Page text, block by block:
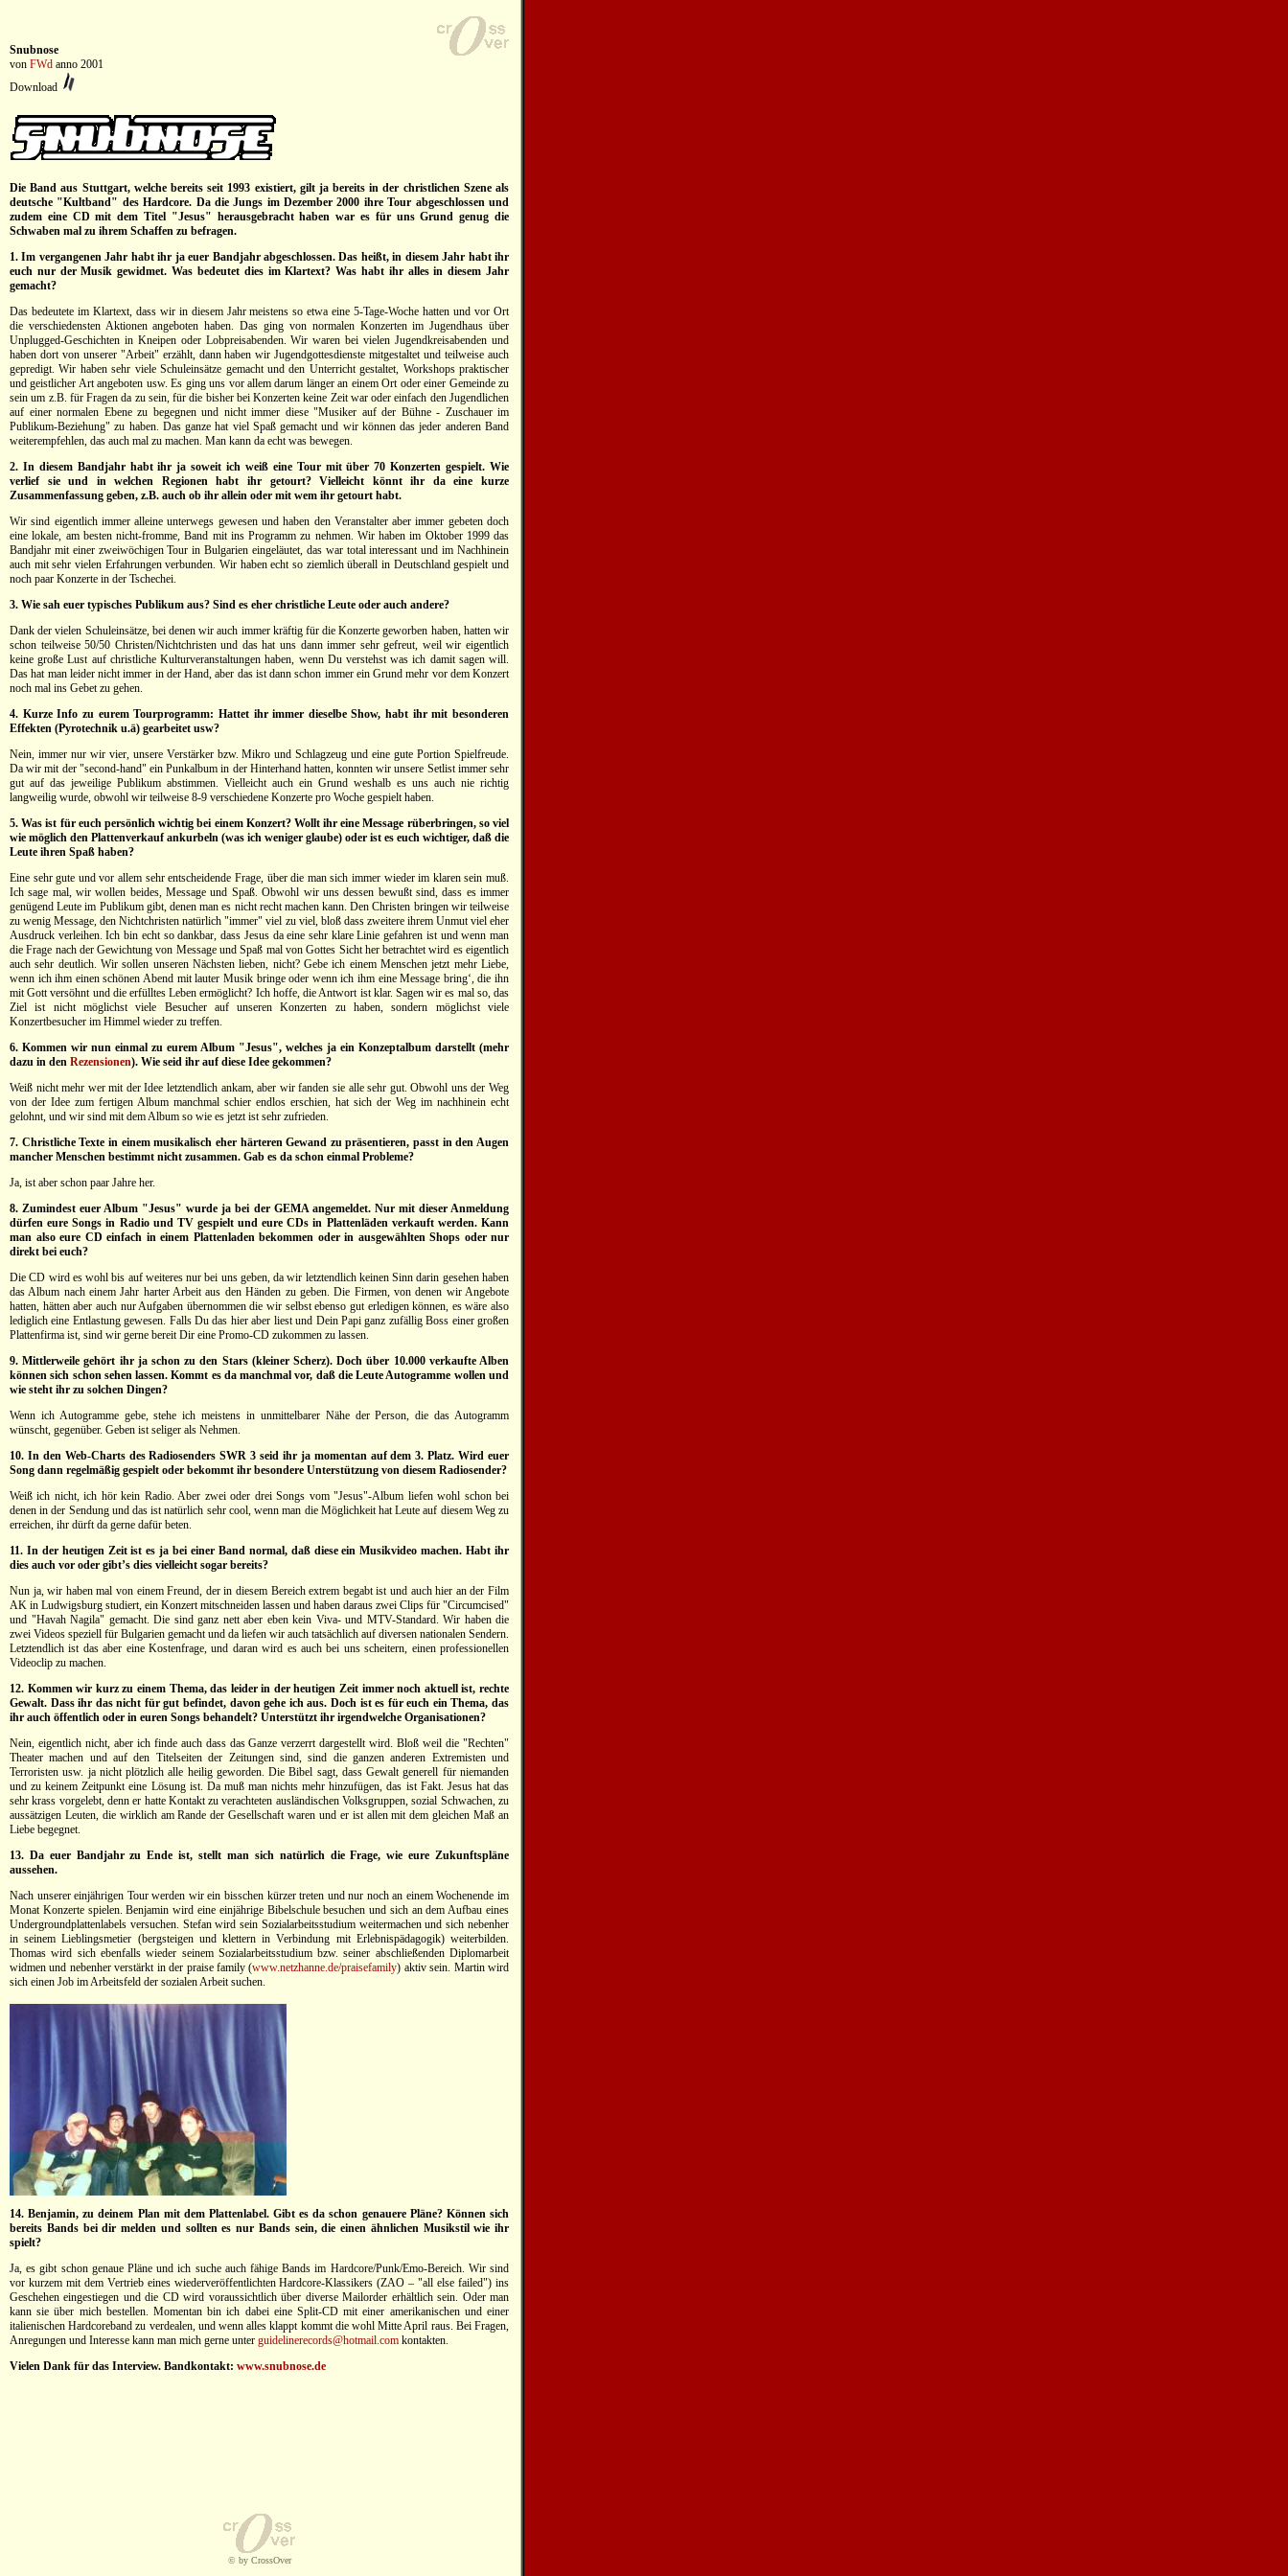
Snubnose
von FWd anno 2001
Download
Die Band aus Stuttgart, welche bereits seit 1993 existiert, gilt ja bereits in der christlichen Szene als
deutsche "Kultband" des Hardcore. Da die Jungs im Dezember 2000 ihre Tour abgeschlossen und
zudem eine CD mit dem Titel "Jesus" herausgebracht haben war es für uns Grund genug die
Schwaben mal zu ihrem Schaffen zu befragen.
1. Im vergangenen Jahr habt ihr ja euer Bandjahr abgeschlossen. Das heißt, in diesem Jahr habt ihr
euch nur der Musik gewidmet. Was bedeutet dies im Klartext? Was habt ihr alles in diesem Jahr
gemacht?
Das bedeutete im Klartext, dass wir in diesem Jahr meistens so etwa eine 5-Tage-Woche hatten und vor Ort
die verschiedensten Aktionen angeboten haben. Das ging von normalen Konzerten im Jugendhaus über
Unplugged-Geschichten in Kneipen oder Lobpreisabenden. Wir waren bei vielen Jugendkreisabenden und
haben dort von unserer "Arbeit" erzählt, dann haben wir Jugendgottesdienste mitgestaltet und teilweise auch
gepredigt. Wir haben sehr viele Schuleinsätze gemacht und den Unterricht gestaltet, Workshops praktischer
und geistlicher Art angeboten usw. Es ging uns vor allem darum länger an einem Ort oder einer Gemeinde zu
sein um z.B. für Fragen da zu sein, für die bisher bei Konzerten keine Zeit war oder einfach den Jugendlichen
auf einer normalen Ebene zu begegnen und nicht immer diese "Musiker auf der Bühne - Zuschauer im
Publikum-Beziehung" zu haben. Das ganze hat viel Spaß gemacht und wir können das jeder anderen Band
weiterempfehlen, das auch mal zu machen. Man kann da echt was bewegen.
2. In diesem Bandjahr habt ihr ja soweit ich weiß eine Tour mit über 70 Konzerten gespielt. Wie
verlief sie und in welchen Regionen habt ihr getourt? Vielleicht könnt ihr da eine kurze
Zusammenfassung geben, z.B. auch ob ihr allein oder mit wem ihr getourt habt.
Wir sind eigentlich immer alleine unterwegs gewesen und haben den Veranstalter aber immer gebeten doch
eine lokale, am besten nicht-fromme, Band mit ins Programm zu nehmen. Wir haben im Oktober 1999 das
Bandjahr mit einer zweiwöchigen Tour in Bulgarien eingeläutet, das war total interessant und im Nachhinein
auch mit sehr vielen Erfahrungen verbunden. Wir haben echt so ziemlich überall in Deutschland gespielt und
noch paar Konzerte in der Tschechei.
3. Wie sah euer typisches Publikum aus? Sind es eher christliche Leute oder auch andere?
Dank der vielen Schuleinsätze, bei denen wir auch immer kräftig für die Konzerte geworben haben, hatten wir
schon teilweise 50/50 Christen/Nichtchristen und das hat uns dann immer sehr gefreut, weil wir eigentlich
keine große Lust auf christliche Kulturveranstaltungen haben, wenn Du verstehst was ich damit sagen will.
Das hat man leider nicht immer in der Hand, aber das ist dann schon immer ein Grund mehr vor dem Konzert
noch mal ins Gebet zu gehen.
4. Kurze Info zu eurem Tourprogramm: Hattet ihr immer dieselbe Show, habt ihr mit besonderen
Effekten (Pyrotechnik u.ä) gearbeitet usw?
Nein, immer nur wir vier, unsere Verstärker bzw. Mikro und Schlagzeug und eine gute Portion Spielfreude.
Da wir mit der "second-hand" ein Punkalbum in der Hinterhand hatten, konnten wir unsere Setlist immer sehr
gut auf das jeweilige Publikum abstimmen. Vielleicht auch ein Grund weshalb es uns auch nie richtig
langweilig wurde, obwohl wir teilweise 8-9 verschiedene Konzerte pro Woche gespielt haben.
5. Was ist für euch persönlich wichtig bei einem Konzert? Wollt ihr eine Message rüberbringen, so viel
wie möglich den Plattenverkauf ankurbeln (was ich weniger glaube) oder ist es euch wichtiger, daß die
Leute ihren Spaß haben?
Eine sehr gute und vor allem sehr entscheidende Frage, über die man sich immer wieder im klaren sein muß.
Ich sage mal, wir wollen beides, Message und Spaß. Obwohl wir uns dessen bewußt sind, dass es immer
genügend Leute im Publikum gibt, denen man es nicht recht machen kann. Den Christen bringen wir teilweise
zu wenig Message, den Nichtchristen natürlich "immer" viel zu viel, bloß dass zweitere ihrem Unmut viel eher
Ausdruck verleihen. Ich bin echt so dankbar, dass Jesus da eine sehr klare Linie gefahren ist und wenn man
die Frage nach der Gewichtung von Message und Spaß mal von Gottes Sicht her betrachtet wird es eigentlich
auch sehr deutlich. Wir sollen unseren Nächsten lieben, nicht? Gebe ich einem Menschen jetzt mehr Liebe,
wenn ich ihm einen schönen Abend mit lauter Musik bringe oder wenn ich ihm eine Message bring‘, die ihn
mit Gott versöhnt und die erfülltes Leben ermöglicht? Ich hoffe, die Antwort ist klar. Sagen wir es mal so, das
Ziel ist nicht möglichst viele Besucher auf unseren Konzerten zu haben, sondern möglichst viele
Konzertbesucher im Himmel wieder zu treffen.
6. Kommen wir nun einmal zu eurem Album "Jesus", welches ja ein Konzeptalbum darstellt (mehr
dazu in den Rezensionen). Wie seid ihr auf diese Idee gekommen?
Weiß nicht mehr wer mit der Idee letztendlich ankam, aber wir fanden sie alle sehr gut. Obwohl uns der Weg
von der Idee zum fertigen Album manchmal schier endlos erschien, hat sich der Weg im nachhinein echt
gelohnt, und wir sind mit dem Album so wie es jetzt ist sehr zufrieden.
7. Christliche Texte in einem musikalisch eher härteren Gewand zu präsentieren, passt in den Augen
mancher Menschen bestimmt nicht zusammen. Gab es da schon einmal Probleme?
Ja, ist aber schon paar Jahre her.
8. Zumindest euer Album "Jesus" wurde ja bei der GEMA angemeldet. Nur mit dieser Anmeldung
dürfen eure Songs in Radio und TV gespielt und eure CDs in Plattenläden verkauft werden. Kann
man also eure CD einfach in einem Plattenladen bekommen oder in ausgewählten Shops oder nur
direkt bei euch?
Die CD wird es wohl bis auf weiteres nur bei uns geben, da wir letztendlich keinen Sinn darin gesehen haben
das Album nach einem Jahr harter Arbeit aus den Händen zu geben. Die Firmen, von denen wir Angebote
hatten, hätten aber auch nur Aufgaben übernommen die wir selbst ebenso gut erledigen können, es wäre also
lediglich eine Entlastung gewesen. Falls Du das hier aber liest und Dein Papi ganz zufällig Boss einer großen
Plattenfirma ist, sind wir gerne bereit Dir eine Promo-CD zukommen zu lassen.
9. Mittlerweile gehört ihr ja schon zu den Stars (kleiner Scherz). Doch über 10.000 verkaufte Alben
können sich schon sehen lassen. Kommt es da manchmal vor, daß die Leute Autogramme wollen und
wie steht ihr zu solchen Dingen?
Wenn ich Autogramme gebe, stehe ich meistens in unmittelbarer Nähe der Person, die das Autogramm
wünscht, gegenüber. Geben ist seliger als Nehmen.
10. In den Web-Charts des Radiosenders SWR 3 seid ihr ja momentan auf dem 3. Platz. Wird euer
Song dann regelmäßig gespielt oder bekommt ihr besondere Unterstützung von diesem Radiosender?
Weiß ich nicht, ich hör kein Radio. Aber zwei oder drei Songs vom "Jesus"-Album liefen wohl schon bei
denen in der Sendung und das ist natürlich sehr cool, wenn man die Möglichkeit hat Leute auf diesem Weg zu
erreichen, ihr dürft da gerne dafür beten.
11. In der heutigen Zeit ist es ja bei einer Band normal, daß diese ein Musikvideo machen. Habt ihr
dies auch vor oder gibt’s dies vielleicht sogar bereits?
Nun ja, wir haben mal von einem Freund, der in diesem Bereich extrem begabt ist und auch hier an der Film
AK in Ludwigsburg studiert, ein Konzert mitschneiden lassen und haben daraus zwei Clips für "Circumcised"
und "Havah Nagila" gemacht. Die sind ganz nett aber eben kein Viva- und MTV-Standard. Wir haben die
zwei Videos speziell für Bulgarien gemacht und da liefen wir auch tatsächlich auf diversen nationalen Sendern.
Letztendlich ist das aber eine Kostenfrage, und daran wird es auch bei uns scheitern, einen professionellen
Videoclip zu machen.
12. Kommen wir kurz zu einem Thema, das leider in der heutigen Zeit immer noch aktuell ist, rechte
Gewalt. Dass ihr das nicht für gut befindet, davon gehe ich aus. Doch ist es für euch ein Thema, das
ihr auch öffentlich oder in euren Songs behandelt? Unterstützt ihr irgendwelche Organisationen?
Nein, eigentlich nicht, aber ich finde auch dass das Ganze verzerrt dargestellt wird. Bloß weil die "Rechten"
Theater machen und auf den Titelseiten der Zeitungen sind, sind die ganzen anderen Extremisten und
Terroristen usw. ja nicht plötzlich alle heilig geworden. Die Bibel sagt, dass Gewalt generell für niemanden
und zu keinem Zeitpunkt eine Lösung ist. Da muß man nichts mehr hinzufügen, das ist Fakt. Jesus hat das
sehr krass vorgelebt, denn er hatte Kontakt zu verachteten ausländischen Volksgruppen, sozial Schwachen, zu
aussätzigen Leuten, die wirklich am Rande der Gesellschaft waren und er ist allen mit dem gleichen Maß an
Liebe begegnet.
13. Da euer Bandjahr zu Ende ist, stellt man sich natürlich die Frage, wie eure Zukunftspläne
aussehen.
Nach unserer einjährigen Tour werden wir ein bisschen kürzer treten und nur noch an einem Wochenende im
Monat Konzerte spielen. Benjamin wird eine einjährige Bibelschule besuchen und sich an dem Aufbau eines
Undergroundplattenlabels versuchen. Stefan wird sein Sozialarbeitsstudium weitermachen und sich nebenher
in seinem Lieblingsmetier (bergsteigen und klettern in Verbindung mit Erlebnispädagogik) weiterbilden.
Thomas wird sich ebenfalls wieder seinem Sozialarbeitsstudium bzw. seiner abschließenden Diplomarbeit
widmen und nebenher verstärkt in der praise family (www.netzhanne.de/praisefamily) aktiv sein. Martin wird
sich einen Job im Arbeitsfeld der sozialen Arbeit suchen.
14. Benjamin, zu deinem Plan mit dem Plattenlabel. Gibt es da schon genauere Pläne? Können sich
bereits Bands bei dir melden und sollten es nur Bands sein, die einen ähnlichen Musikstil wie ihr
spielt?
Ja, es gibt schon genaue Pläne und ich suche auch fähige Bands im Hardcore/Punk/Emo-Bereich. Wir sind
vor kurzem mit dem Vertrieb eines wiederveröffentlichten Hardcore-Klassikers (ZAO – "all else failed") ins
Geschehen eingestiegen und die CD wird voraussichtlich über diverse Mailorder erhältlich sein. Oder man
kann sie über mich bestellen. Momentan bin ich dabei eine Split-CD mit einer amerikanischen und einer
italienischen Hardcoreband zu verdealen, und wenn alles klappt kommt die wohl Mitte April raus. Bei Fragen,
Anregungen und Interesse kann man mich gerne unter guidelinerecords@hotmail.com kontakten.
Vielen Dank für das Interview. Bandkontakt: www.snubnose.de
© by CrossOver